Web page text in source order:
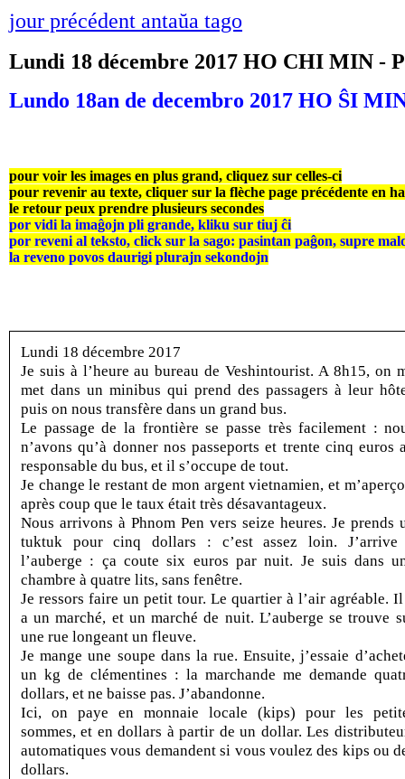
jour précédent antaŭa tago
Lundi 18 décembre 2017 HO CHI MIN -
Lundo 18an de decembro 2017 HO ŜI
pour voir les images en plus grand, cliquez sur celles-ci
pour revenir au texte, cliquer sur la flèche page précédente en
le retour peux prendre plusieurs secondes
por vidi la imaĝojn pli grande, kliku sur tiuj ĉi
por reveni al teksto, click sur la sago: pasintan paĝon, supre
la reveno povos daurigi plurajn sekondojn
Lundi 18 décembre 2017
Je suis à l’heure au bureau de Veshintourist. A 8h15, on
met dans un minibus qui prend des passagers à leur
puis on nous transfère dans un grand bus.
Le passage de la frontière se passe très facilement :
n’avons qu’à donner nos passeports et trente cinq euros
responsable du bus, et il s’occupe de tout.
Je change le restant de mon argent vietnamien, et
après coup que le taux était très désavantageux.
Nous arrivons à Phnom Pen vers seize heures. Je prends
tuktuk pour cinq dollars : c’est assez loin. J’arrive
l’auberge : ça coute six euros par nuit. Je suis dans
chambre à quatre lits, sans fenêtre.
Je ressors faire un petit tour. Le quartier à l’air agréable.
a un marché, et un marché de nuit. L’auberge se trouve
une rue longeant un fleuve.
Je mange une soupe dans la rue. Ensuite, j’essaie
un kg de clémentines : la marchande me demande
dollars, et ne baisse pas. J’abandonne.
Ici, on paye en monnaie locale (kips) pour les
sommes, et en dollars à partir de un dollar. Les
automatiques vous demandent si vous voulez des kips ou
dollars.